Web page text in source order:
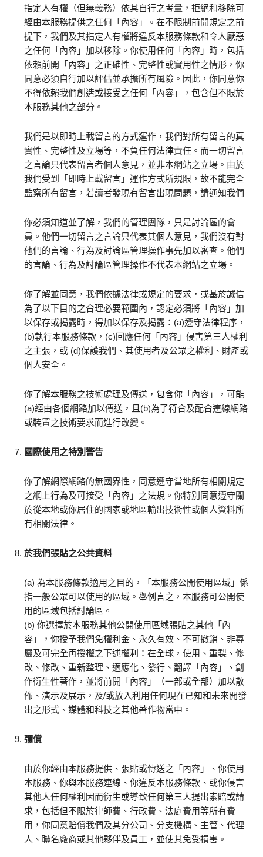
指定人有權（但無義務）依其自行之考量，拒絕和移除可
經由本服務提供之任何「內容」。在不限制前開規定之前
提下，我們及其指定人有權將違反本服務條款和令人厭惡
之任何「內容」加以移除。你使用任何「內容」時，包括
依賴前開「內容」之正確性、完整性或實用性之情形，你
同意必須自行加以評估並承擔所有風險。因此，你同意你
不得依賴我們創造或接受之任何「內容」，包含但不限於
本服務其他之部分。
我們是以即時上載留言的方式運作，我們對所有留言的真
實性、完整性及立場等，不負任何法律責任。而一切留言
之言論只代表留言者個人意見，並非本網站之立場。由於
我們受到「即時上載留言」運作方式所規限，故不能完全
監察所有留言，若讀者發現有留言出現問題，請通知我們
你必須知道並了解，我們的管理團隊，只是討論區的會
員。他們一切留言之言論只代表其個人意見，我們沒有對
他們的言論、行為及討論區管理操作事先加以審查。他們
的言論、行為及討論區管理操作不代表本網站之立場。
你了解並同意，我們依據法律或規定的要求，或基於誠信
為了以下目的之合理必要範圍內，認定必須將「內容」加
以保存或揭露時，得加以保存及揭露：(a)遵守法律程序，
(b)執行本服務條款，(c)回應任何「內容」侵害第三人權利
之主張，或 (d)保護我們、其使用者及公眾之權利、財產或
個人安全。
你了解本服務之技術處理及傳送，包含你「內容」，可能
(a)經由各個網路加以傳送，且(b)為了符合及配合連線網路
或裝置之技術要求而進行改變。
國際使用之特別警告
你了解網際網路的無國界性，同意遵守當地所有相關規定
之網上行為及可接受「內容」之法規。你特別同意遵守關
於從本地或你居住的國家或地區輸出技術性或個人資料所
有相關法律。
於我們張貼之公共資料
(a) 為本服務條款適用之目的，「本服務公開使用區域」係
指一般公眾可以使用的區域。舉例言之，本服務可公開使
用的區域包括討論區。
(b) 你選擇於本服務其他公開使用區域張貼之其他「內
容」，你授予我們免權利金、永久有效、不可撤銷、非專
屬及可完全再授權之下述權利：在全球，使用、重製、修
改、修改、重新整理、適應化、發行、翻譯「內容」、創
作衍生性著作，並將前開「內容」（一部或全部）加以散
佈、演示及展示，及/或放入利用任何現在已知和未來開發
出之形式、媒體和科技之其他著作物當中。
彌償
由於你經由本服務提供、張貼或傳送之「內容」、你使用
本服務、你與本服務連線、你違反本服務條款、或你侵害
其他人任何權利因而衍生或導致任何第三人提出索賠或請
求，包括但不限於律師費、行政費、法庭費用等所有費
用，你同意賠償我們及其分公司、分支機構、主管、代理
人、聯名廠商或其他夥伴及員工，並使其免受損害。